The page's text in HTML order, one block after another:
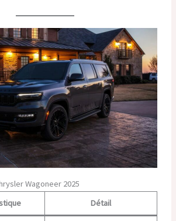
Wagoneer 2025
Détail